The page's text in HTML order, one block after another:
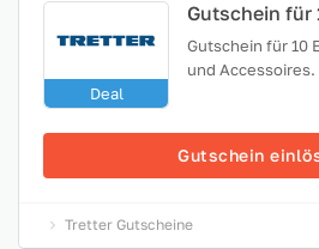
Deal
Gutschein für
Gutschein für 10
und Accessoires.
Gutschein
Tretter Gutscheine